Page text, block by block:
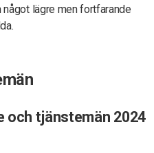
lägre men fortfarande
och tjänstemän 2024